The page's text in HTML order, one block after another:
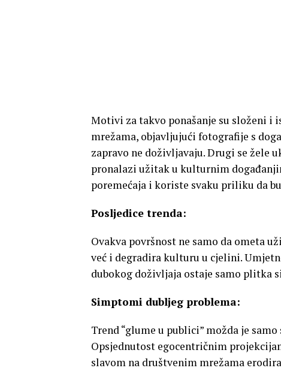
Motivi za takvo ponašanje su složeni i
mrežama, objavljujući fotografije s
zapravo ne doživljavaju. Drugi se žele
pronalazi užitak u kulturnim
poremećaja i koriste svaku priliku da
Posljedice trenda:
Ovakva površnost ne samo da ometa
već i degradira kulturu u cjelini.
dubokog doživljaja ostaje samo plitka
Simptomi dubljeg problema:
Trend “glume u publici” možda je
Opsjednutost egocentričnim
slavom na društvenim mrežama